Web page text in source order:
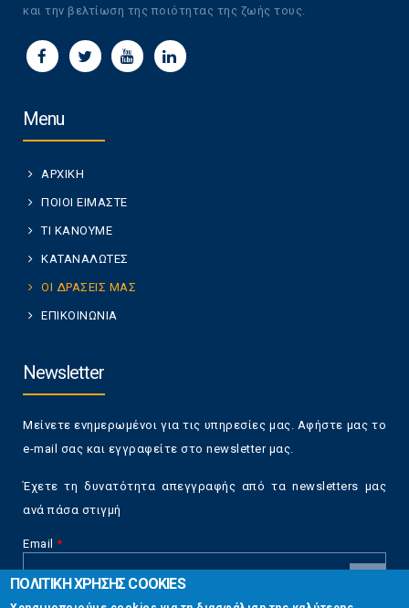
και την βελτίωση της ποιότητας της ζωής τους.
Menu
ΑΡΧΙΚΗ
ΠΟΙΟΙ ΕΙΜΑΣΤΕ
ΤΙ ΚΑΝΟΥΜΕ
ΚΑΤΑΝΑΛΩΤΕΣ
ΟΙ ΔΡΑΣΕΙΣ ΜΑΣ
ΕΠΙΚΟΙΝΩΝΙΑ
Newsletter
Μείνετε ενημερωμένοι για τις υπηρεσίες μας. Αφήστε μας το
e-mail σας και εγγραφείτε στο newsletter μας.
Έχετε τη δυνατότητα απεγγραφής από τα newsletters μας
ανά πάσα στιγμή
Email *
CAPTCHA
ΠΟΛΙΤΙΚΗ ΧΡΗΣΗΣ COOKIES